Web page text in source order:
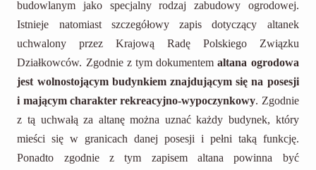
budowlanym jako specjalny rodzaj zabudowy ogrodowej.
Istnieje natomiast szczegółowy zapis dotyczący altanek
uchwalony przez Krajową Radę Polskiego Związku
Działkowców. Zgodnie z tym dokumentemaltana ogrodowa
jest wolnostojącym budynkiem znajdującym się na posesji
i mającym charakter rekreacyjno-wypoczynkowy. Zgodnie
z tą uchwałą za altanę można uznać każdy budynek, który
mieści się w granicach danej posesji i pełni taką funkcję.
Ponadto zgodnie z tym zapisem altana powinna być